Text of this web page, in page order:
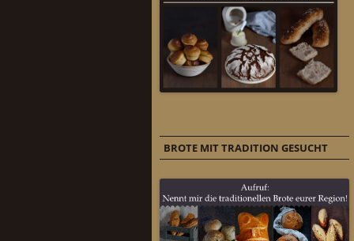
BROTE MIT TRADITION GESUCHT